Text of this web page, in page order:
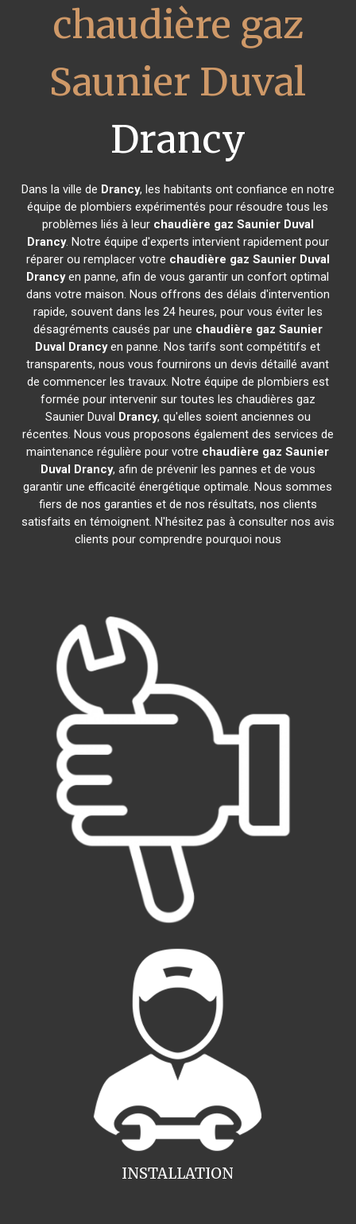
chaudière gaz
Saunier Duval
Drancy
Dans la ville de Drancy, les habitants ont confiance en notre
équipe de plombiers expérimentés pour résoudre tous les
problèmes liés à leur chaudière gaz Saunier Duval
Drancy. Notre équipe d'experts intervient rapidement pour
réparer ou remplacer votre chaudière gaz Saunier Duval
Drancyen panne, afin de vous garantir un confort optimal
dans votre maison. Nous offrons des délais d'intervention
rapide, souvent dans les 24 heures, pour vous éviter les
désagréments causés par une chaudière gaz Saunier
Duval Drancyen panne. Nos tarifs sont compétitifs et
transparents, nous vous fournirons un devis détaillé avant
de commencer les travaux. Notre équipe de plombiers est
formée pour intervenir sur toutes les chaudières gaz
Saunier Duval Drancy, qu'elles soient anciennes ou
récentes. Nous vous proposons également des services de
maintenance régulière pour votre chaudière gaz Saunier
Duval Drancy, afin de prévenir les pannes et de vous
garantir une efficacité énergétique optimale. Nous sommes
fiers de nos garanties et de nos résultats, nos clients
satisfaits en témoignent. N'hésitez pas à consulter nos avis
clients pour comprendre pourquoi nous
INSTALLATION